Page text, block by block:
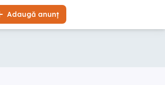
Adaugă anunț